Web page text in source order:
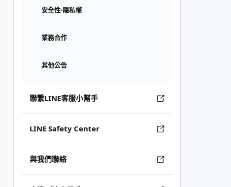
安全性⋅隱私權
業務合作
其他公告
聯繫LINE客服小幫手
LINE Safety Center
與我們聯絡